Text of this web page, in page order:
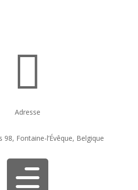

Adresse
98, Fontaine-l’Évêque, Belgique